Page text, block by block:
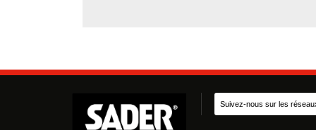
Suivez-nous sur les